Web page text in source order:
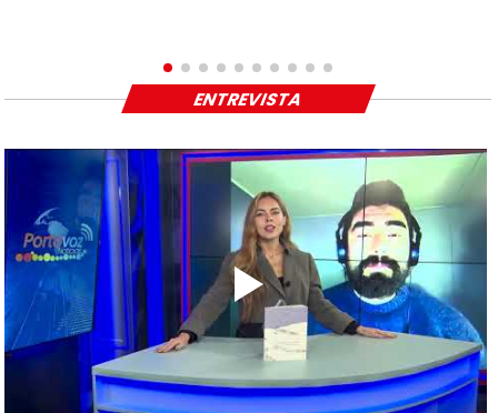
ENTREVISTA